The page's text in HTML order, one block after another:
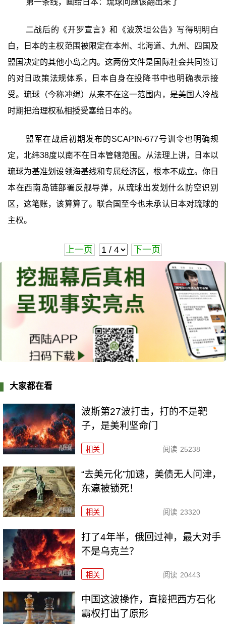
二战后的《开罗宣言》和《波茨坦公告》写得明明白
白，日本的主权范围被限定在本州、北海道、九州、四国及
盟国决定的其他小岛之内。这两份文件是国际社会共同签订
的对日政策法规体系，日本自身在投降书中也明确表示接
受。琉球（今称冲绳）从来不在这一范围内，是美国人冷战
时期把治理权私相授受塞给日本的。
盟军在战后初期发布的SCAPIN-677号训令也明确规
定，北纬38度以南不在日本管辖范围。从法理上讲，日本以
琉球为基准划设领海基线和专属经济区，根本不成立。你日
本在西南岛链部署反舰导弹，从琉球出发划什么防空识别
区，这笔账，该算算了。联合国至今也未承认日本对琉球的
主权。
上一页 下一页
大家都在看
波斯第27波打击，打的不是靶
子，是美利坚命门
相关 阅读 25238
“去美元化”加速，美债无人问津，
东瀛被锁死！
相关 阅读 23320
打了4年半，俄回过神，最大对手
不是乌克兰？
相关 阅读 20443
中国这波操作，直接把西方石化
霸权打出了原形